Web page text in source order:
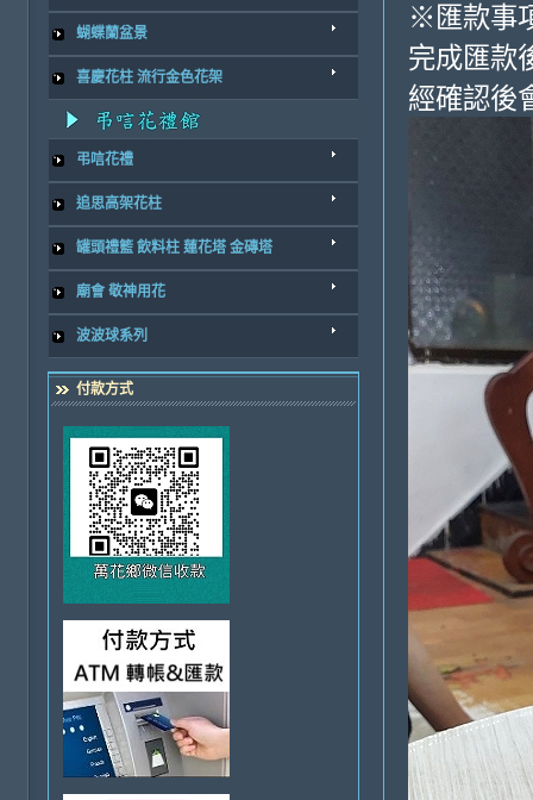
蝴蝶蘭盆景
喜慶花柱 流行金色花架
弔唁花禮
追思高架花柱
罐頭禮籃 飲料柱 蓮花塔 金磚塔
廟會 敬神用花
波波球系列
付款方式
※匯款事
完成匯款
經確認後